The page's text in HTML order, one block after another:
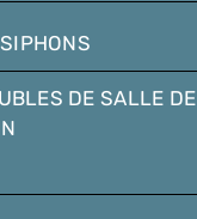
SIPHONS
DE SALLE DE